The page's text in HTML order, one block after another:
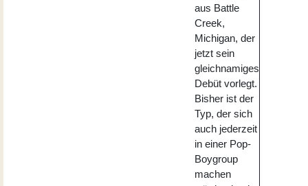
aus Battle
Creek,
Michigan, der
jetzt sein
gleichnamiges
Debüt vorlegt.
Bisher ist der
Typ, der sich
auch jederzeit
in einer Pop-
Boygroup
machen